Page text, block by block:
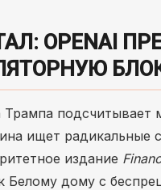
OPENAI
ищет радикальные
издание
Белому дому с